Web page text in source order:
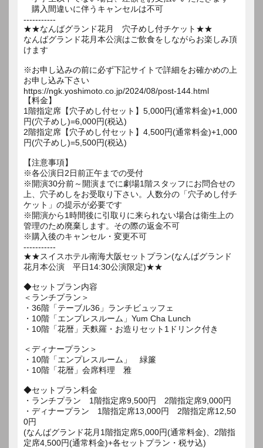
購入間違いに伴うキャンセルは不可
-----------
★★なんばグランド花月 穴子めし付チケット★★
なんばグランド花月本公演はご飲食をしながらお楽しみ頂
けます
※お申し込みの前に必ず下記サイトで詳細をお確かめの上
お申し込み下さい
https://ngk.yoshimoto.co.jp/2024/08/post-144.html
【料金】
1階指定席【穴子めし付セット】5,000円(通常料金)+1,000
円(穴子めし)=6,000円(税込)
2階指定席【穴子めし付セット】4,500円(通常料金)+1,000
円(穴子めし)=5,500円(税込)
【注意事項】
※各公演日2日前正午までの受付
※開演30分前～開演までに劇場1階スタッフにお問合せの
上、穴子めしをお受取り下さい。人数分の「穴子めし付チ
ケット」の提示が必要です
※開演から1時間後に引取りに来られない場合は衛生上の
管理のため廃棄します。その際の返金不可
※購入後のキャンセル・変更不可
-----------
★★スイスホテル南海大阪セットプラン(なんばグランド
花月本公演 平日14:30公演限定)★★
◆セットプラン内容
＜ランチプラン＞
・36階「テーブル36」ランチビュッフェ
・10階「エンプレスルーム」Yum Cha Lunch
・10階「花暦」天麩羅・お造りセット1ドリンク付き
＜ディナープラン＞
・10階「エンプレスルーム」 緑簾
・10階「花暦」会席料理 雅
◆セットプラン料金
・ランチプラン 1階指定席9,500円 2階指定席9,000円
・ディナープラン 1階指定席13,000円 2階指定席12,50
0円
(なんばグランド花月1階指定席5,000円(通常料金)、2階指
定席4,500円(通常料金)+各セットプラン・税サ込)